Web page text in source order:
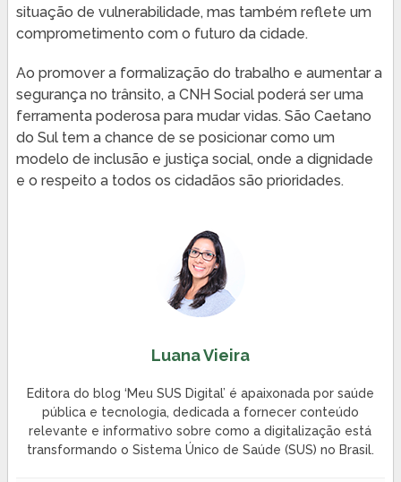
situação de vulnerabilidade, mas também reflete um
comprometimento com o futuro da cidade.
Ao promover a formalização do trabalho e aumentar a
segurança no trânsito, a CNH Social poderá ser uma
ferramenta poderosa para mudar vidas. São Caetano
do Sul tem a chance de se posicionar como um
modelo de inclusão e justiça social, onde a dignidade
e o respeito a todos os cidadãos são prioridades.
Luana Vieira
Editora do blog ‘Meu SUS Digital’ é apaixonada por saúde
pública e tecnologia, dedicada a fornecer conteúdo
relevante e informativo sobre como a digitalização está
transformando o Sistema Único de Saúde (SUS) no Brasil.